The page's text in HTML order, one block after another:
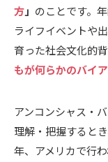
方」 のことです。
ライフイベントや
育った社会文化的
もが何らかのバイ
アンコンシャス・
理解・把握すると
年、アメリカで行